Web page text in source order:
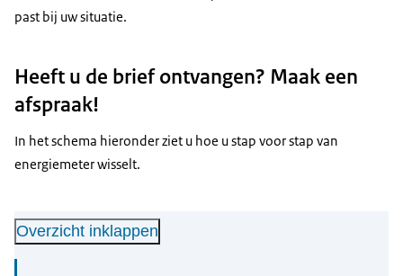
past bij uw situatie.
Heeft u de brief ontvangen? Maak een
afspraak!
In het schema hieronder ziet u hoe u stap voor stap van
energiemeter wisselt.
Overzicht inklappen